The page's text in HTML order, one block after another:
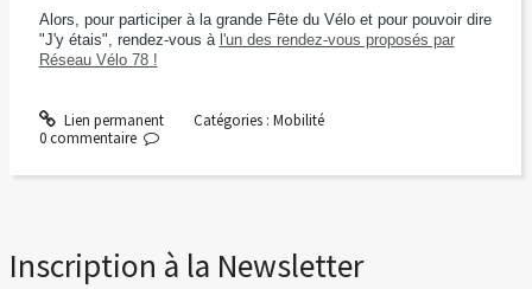
Alors, pour participer à la grande Fête du Vélo et pour pouvoir dire
"J'y étais", rendez-vous à l'un des rendez-vous proposés par
Réseau Vélo 78 !
Lien permanent Catégories : Mobilité
0 commentaire
Inscription à la Newsletter